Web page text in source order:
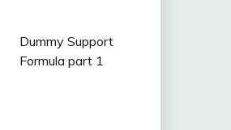
Dummy Support
Formula part 1